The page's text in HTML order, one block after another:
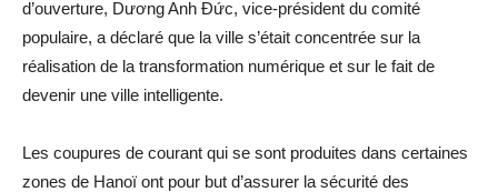
d’ouverture, Dương Anh Đức, vice-président du comité
populaire, a déclaré que la ville s’était concentrée sur la
réalisation de la transformation numérique et sur le fait de
devenir une ville intelligente.
Les coupures de courant qui se sont produites dans certaines
zones de Hanoï ont pour but d’assurer la sécurité des